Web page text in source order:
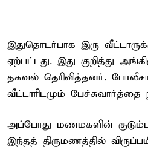
இதுதொடர்பாக இரு
ஏற்பட்டது. இது குறித்து
தகவல் தெரிவித்தனர்.
வீட்டாரிடமும் பேச்சுவார்த்தை
அப்போது மணமகளின்
இந்தத் திருமணத்தில்